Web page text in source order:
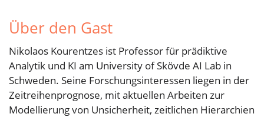
Über den Gast
Nikolaos Kourentzes ist Professor für prädiktive
Analytik und KI am University of Skövde AI Lab in
Schweden. Seine Forschungsinteressen liegen in der
Zeitreihenprognose, mit aktuellen Arbeiten zur
Modellierung von Unsicherheit, zeitlichen Hierarchien